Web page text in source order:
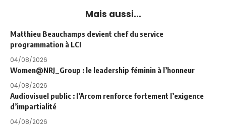
Mais aussi...
Matthieu Beauchamps devient chef du service
programmation à LCI
04/08/2026
Women@NRJ_Group : le leadership féminin à l’honneur
04/08/2026
Audiovisuel public : l’Arcom renforce fortement l’exigence
d’impartialité
04/08/2026